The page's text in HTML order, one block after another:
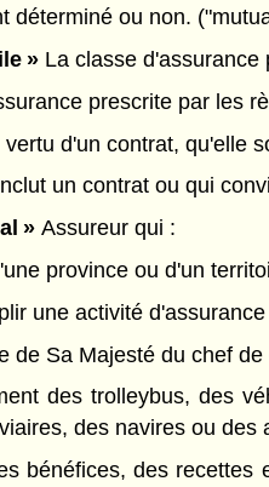
déterminé ou non.
»La classe d'assurance
prescrite par les
d'un contrat, qu'elle
un contrat ou qui
»Assureur qui :
province ou d'un
une activité
de Sa Majesté du chef
des trolleybus, des
des navires ou des
bénéfices, des